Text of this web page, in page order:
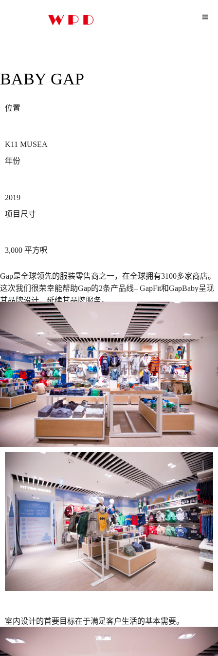
BABY GAP
位置
K11 MUSEA
年份
2019
项目尺寸
3,000 平方呎
Gap是全球领先的服装零售商之一，在全球拥有3100多家商店。
这次我们很荣幸能帮助Gap的2条产品线– GapFit和GapBaby呈现
其品牌设计，延续其品牌服务。
室内设计的首要目标在于满足客户生活的基本需要。